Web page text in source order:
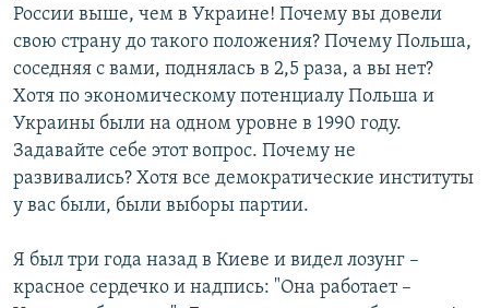
России выше, чем в Украине! Почему вы довели
свою страну до такого положения? Почему Польша,
соседняя с вами, поднялась в 2,5 раза, а вы нет?
Хотя по экономическому потенциалу Польша и
Украины были на одном уровне в 1990 году.
Задавайте себе этот вопрос. Почему не
развивались? Хотя все демократические институты
у вас были, были выборы партии.
Я был три года назад в Киеве и видел лозунг –
красное сердечко и надпись: "Она работает –